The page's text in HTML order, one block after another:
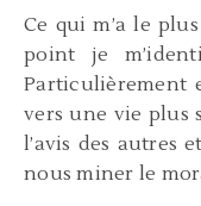
Ce qui m’a le
point je
Particulièrement
vers une vie plus
l’avis des autres
nous miner le